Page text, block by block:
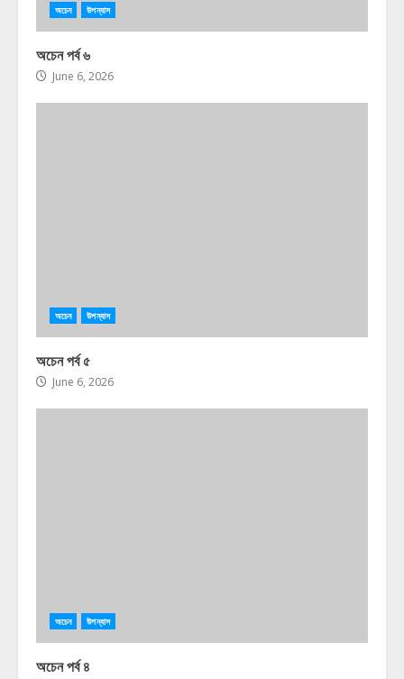
অচেন উপন্যাস
অচেন পর্ব ৬
June 6, 2026
অচেন উপন্যাস
অচেন পর্ব ৫
June 6, 2026
অচেন উপন্যাস
অচেন পর্ব ৪